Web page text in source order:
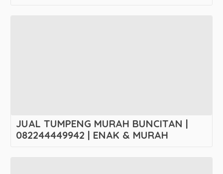
JUAL TUMPENG MURAH BUNCITAN |
082244449942 | ENAK & MURAH